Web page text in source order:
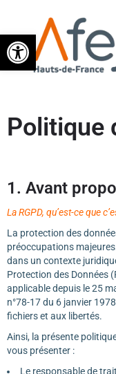
Ouvrir la
Politique
1. Avant
La RGPD, qu’est-ce que
La protection des
préoccupations
dans un contexte
Protection des Données
applicable depuis le 25
n°78-17 du 6 janvier
fichiers et aux libertés.
Ainsi, la présente
vous présenter :
Le responsable de